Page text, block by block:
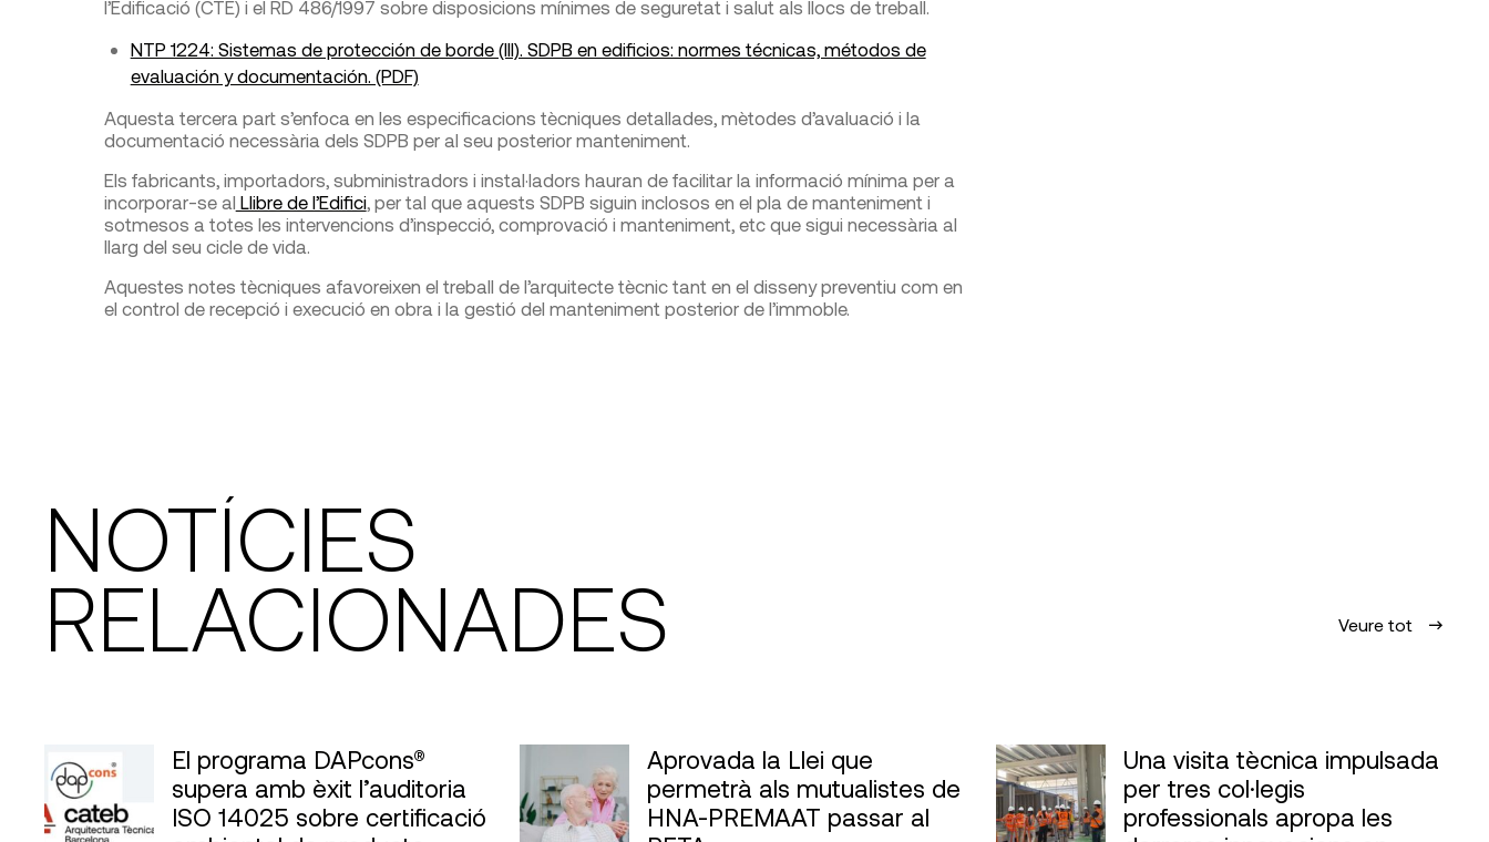
l’Edificació (CTE) i el RD 486/1997 sobre disposicions mínimes de seguretat i salut als llocs de treball.
NTP 1224: Sistemas de protección de borde (III). SDPB en edificios: normes técnicas, métodos de
evaluación y documentación. (PDF)
Aquesta tercera part s’enfoca en les especificacions tècniques detallades, mètodes d’avaluació i la
documentació necessària dels SDPB per al seu posterior manteniment.
Els fabricants, importadors, subministradors i instal·ladors hauran de facilitar la informació mínima per a
incorporar-se al Llibre de l’Edifici, per tal que aquests SDPB siguin inclosos en el pla de manteniment i
sotmesos a totes les intervencions d’inspecció, comprovació i manteniment, etc que sigui necessària al
llarg del seu cicle de vida.
Aquestes notes tècniques afavoreixen el treball de l’arquitecte tècnic tant en el disseny preventiu com en
el control de recepció i execució en obra i la gestió del manteniment posterior de l’immoble.
NOTÍCIES
RELACIONADES Veure tot
El programa DAPcons®
supera amb èxit l’auditoria
ISO 14025 sobre certificació
Aprovada la Llei que
permetrà als mutualistes de
HNA-PREMAAT passar al
Una visita tècnica impulsada
per tres col·legis
professionals apropa les